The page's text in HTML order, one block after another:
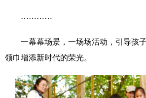
…………
一幕幕场景，一场场活动，引导孩
领巾增添新时代的荣光。